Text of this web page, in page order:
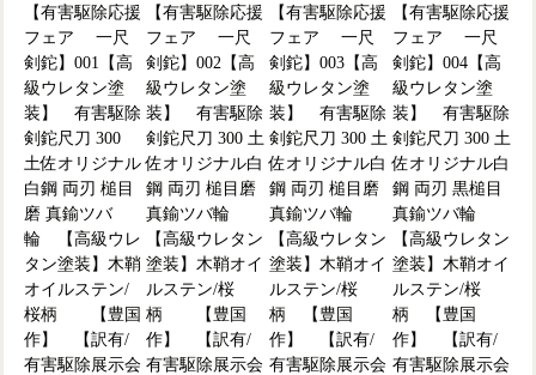
【有害駆除応援
フェア 一尺
剣鉈】001【高
級ウレタン塗
装】 有害駆除
剣鉈尺刀 300
土佐オリジナル
白鋼 両刃 槌目
磨 真鍮ツバ
輪 【高級ウレ
タン塗装】木鞘
オイルステン/
桜柄 【豊国
作】 【訳有/
有害駆除展示会
【有害駆除応援
フェア 一尺
剣鉈】002【高
級ウレタン塗
装】 有害駆除
剣鉈尺刀 300 土
佐オリジナル白
鋼 両刃 槌目磨
真鍮ツバ輪
【高級ウレタン
塗装】木鞘オイ
ルステン/桜
柄 【豊国
作】 【訳有/
有害駆除展示会
【有害駆除応援
フェア 一尺
剣鉈】003【高
級ウレタン塗
装】 有害駆除
剣鉈尺刀 300 土
佐オリジナル白
鋼 両刃 槌目磨
真鍮ツバ輪
【高級ウレタン
塗装】木鞘オイ
ルステン/桜
柄 【豊国
作】 【訳有/
有害駆除展示会
【有害駆除応援
フェア 一尺
剣鉈】004【高
級ウレタン塗
装】 有害駆除
剣鉈尺刀 300 土
佐オリジナル白
鋼 両刃 黒槌目
真鍮ツバ輪
【高級ウレタン
塗装】木鞘オイ
ルステン/桜
柄 【豊国
作】 【訳有/
有害駆除展示会